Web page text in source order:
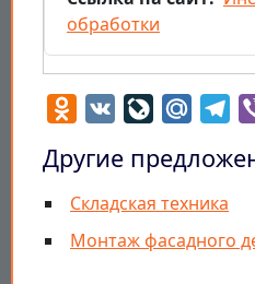
обработки
Odnoklassniki
VK LiveJournal
Mail.Ru
Другие
Складская техника
Монтаж фасадного